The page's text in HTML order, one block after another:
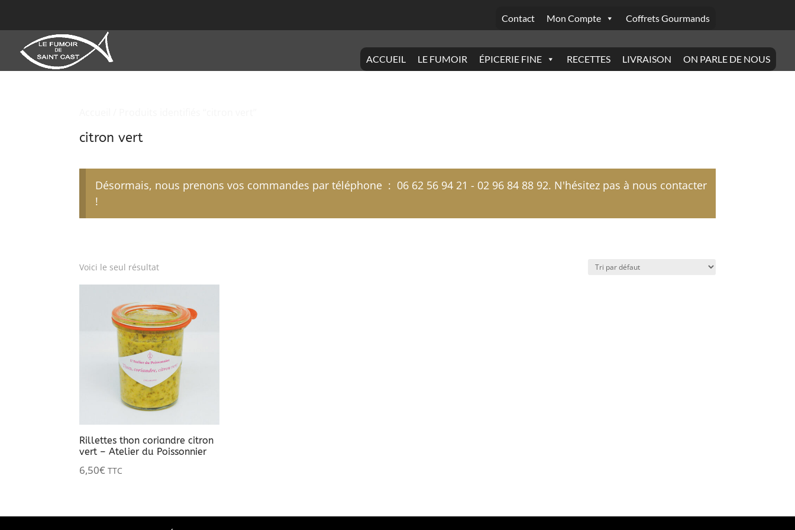
Contact Mon Compte Coffrets Gourmands
ACCUEIL LE FUMOIR ÉPICERIE FINE RECETTES LIVRAISON ON PARLE DE NOUS
citron vert
Désormais, nous prenons vos commandes par téléphone : 06 62 56 94 21 - 02 96 84 88 92. N'hésitez pas à nous contacter
!
Voici le seul résultat
Rillettes thon coriandre citron
vert – Atelier du Poissonnier
6,50€ TTC